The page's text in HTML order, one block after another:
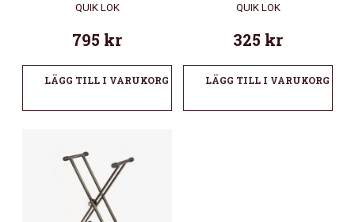
QUIK LOK
795 kr
LÄGG TILL I VARUKORG
QUIK LOK
325 kr
LÄGG TILL I VARUKORG